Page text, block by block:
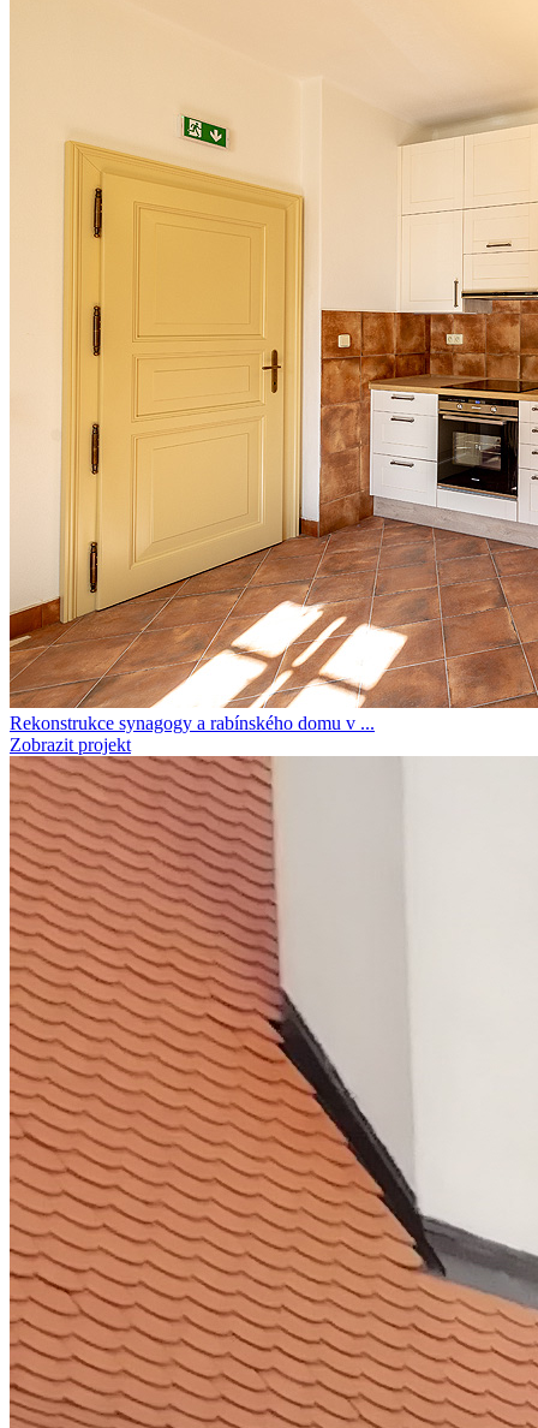
Rekonstrukce synagogy a rabínského domu v ...
Zobrazit projekt